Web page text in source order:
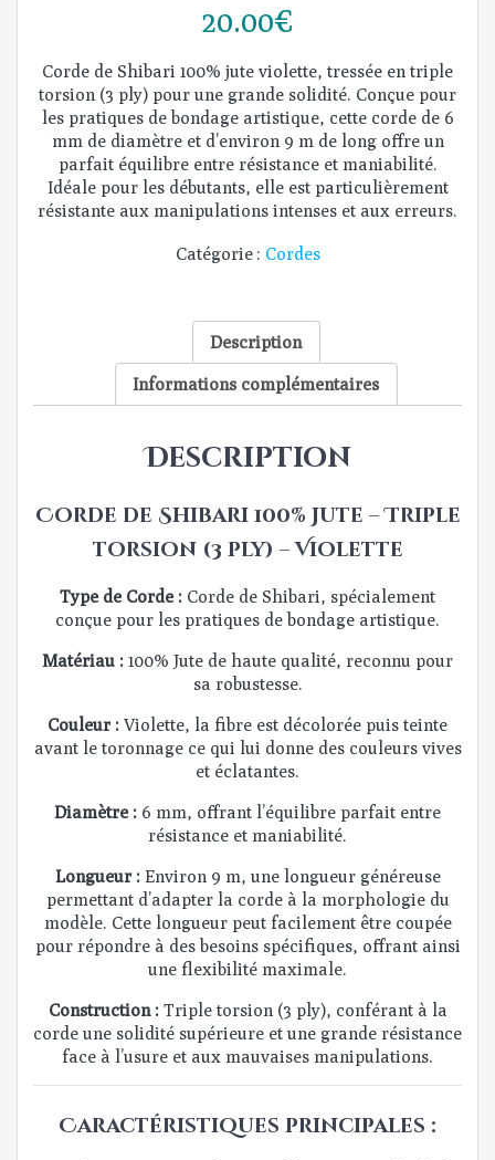
20.00€
Corde de Shibari 100% jute violette, tressée en triple
torsion (3 ply) pour une grande solidité. Conçue pour
les pratiques de bondage artistique, cette corde de 6
mm de diamètre et d’environ 9 m de long offre un
parfait équilibre entre résistance et maniabilité.
Idéale pour les débutants, elle est particulièrement
résistante aux manipulations intenses et aux erreurs.
Catégorie : Cordes
Description
Informations complémentaires
Description
Corde de Shibari 100% Jute – Triple
torsion (3 ply) – Violette
Type de Corde : Corde de Shibari, spécialement
conçue pour les pratiques de bondage artistique.
Matériau : 100% Jute de haute qualité, reconnu pour
sa robustesse.
Couleur : Violette, la fibre est décolorée puis teinte
avant le toronnage ce qui lui donne des couleurs vives
et éclatantes.
Diamètre : 6 mm, offrant l’équilibre parfait entre
résistance et maniabilité.
Longueur :Environ 9 m, une longueur généreuse
permettant d’adapter la corde à la morphologie du
modèle. Cette longueur peut facilement être coupée
pour répondre à des besoins spécifiques, offrant ainsi
une flexibilité maximale.
Construction :Triple torsion (3 ply), conférant à la
corde une solidité supérieure et une grande résistance
face à l’usure et aux mauvaises manipulations.
Caractéristiques principales :